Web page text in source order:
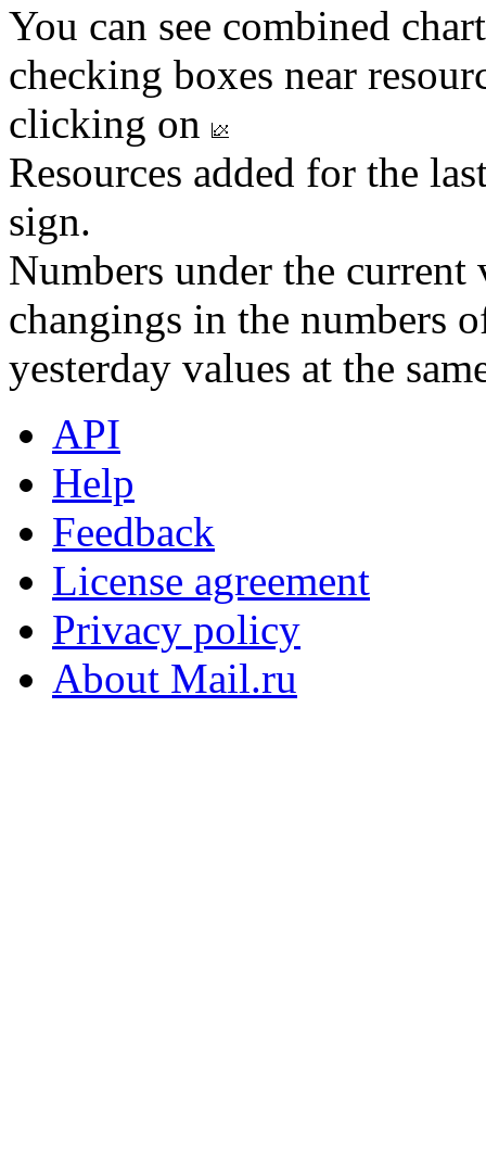
You can see combined
checking boxes near
clicking on
Resources added for the
sign.
Numbers under the
changings in the numbers
yesterday values at the
API
Help
Feedback
License agreement
Privacy policy
About Mail.ru